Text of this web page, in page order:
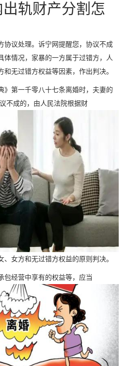
轨财产分割怎
议处理。诉宁网提醒您，协议不成
体情况，家暴的一方属于过错方，人
无过错方权益等因素，作出判决。
第一千零八十七条离婚时，夫妻的
不成的，由人民法院根据财
女方和无过错方权益的原则判决。
经营中享有的权益等，应当